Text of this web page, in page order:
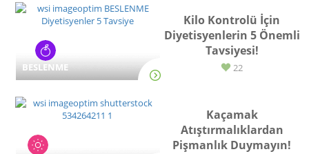
BESLENME
Kilo Kontrolü İçin
Diyetisyenlerin 5 Önemli
Tavsiyesi!
22
Kaçamak
Atıştırmalıklardan
Pişmanlık Duymayın!